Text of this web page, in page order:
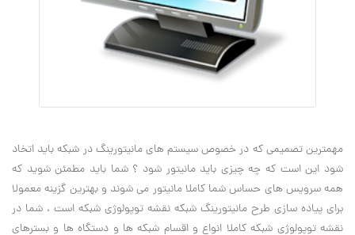
مهمترین تصمیمی که در خصوص سیستم های مانیتورینگ در شبکه باید اتخاد
شود این است که چه چیزی باید مانیتور شود ؟ شما باید مطمئن شوید که
همه سرویس های حساس شما کاملا مانیتور می شوند و بهترین گزینه معمولا
برای پیاده سازی طرح مانیتورینگ شبکه نقشه توپولوژی شبکه است ، شما در
نقشه توپولوژی شبکه کاملا انواع و اقسام شبکه ها و دستگاه ها و بسترهای